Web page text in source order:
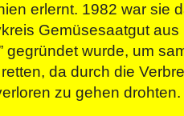
erlernt. 1982 war sie
Gemüsesaatgut
gegründet wurde, um
da durch die
zu gehen drohten.